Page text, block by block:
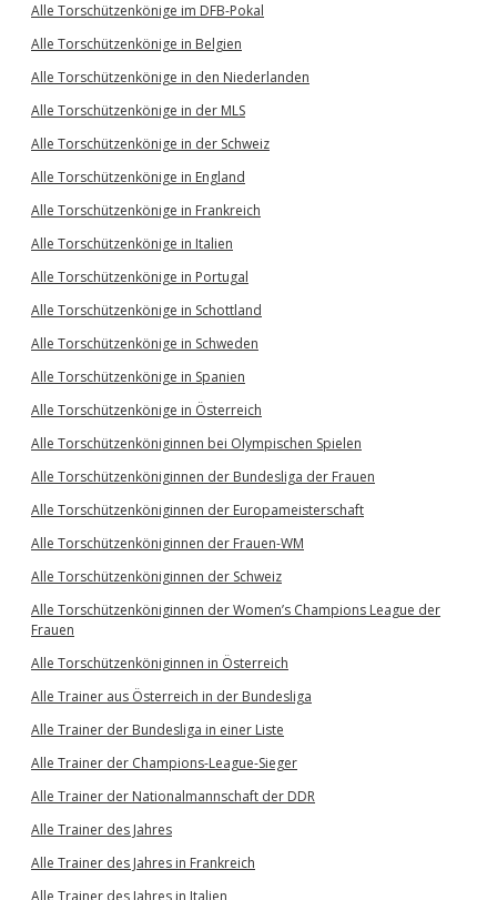
Alle Torschützenkönige im DFB-Pokal
Alle Torschützenkönige in Belgien
Alle Torschützenkönige in den Niederlanden
Alle Torschützenkönige in der MLS
Alle Torschützenkönige in der Schweiz
Alle Torschützenkönige in England
Alle Torschützenkönige in Frankreich
Alle Torschützenkönige in Italien
Alle Torschützenkönige in Portugal
Alle Torschützenkönige in Schottland
Alle Torschützenkönige in Schweden
Alle Torschützenkönige in Spanien
Alle Torschützenkönige in Österreich
Alle Torschützenköniginnen bei Olympischen Spielen
Alle Torschützenköniginnen der Bundesliga der Frauen
Alle Torschützenköniginnen der Europameisterschaft
Alle Torschützenköniginnen der Frauen-WM
Alle Torschützenköniginnen der Schweiz
Alle Torschützenköniginnen der Women’s Champions League der
Frauen
Alle Torschützenköniginnen in Österreich
Alle Trainer aus Österreich in der Bundesliga
Alle Trainer der Bundesliga in einer Liste
Alle Trainer der Champions-League-Sieger
Alle Trainer der Nationalmannschaft der DDR
Alle Trainer des Jahres
Alle Trainer des Jahres in Frankreich
Alle Trainer des Jahres in Italien